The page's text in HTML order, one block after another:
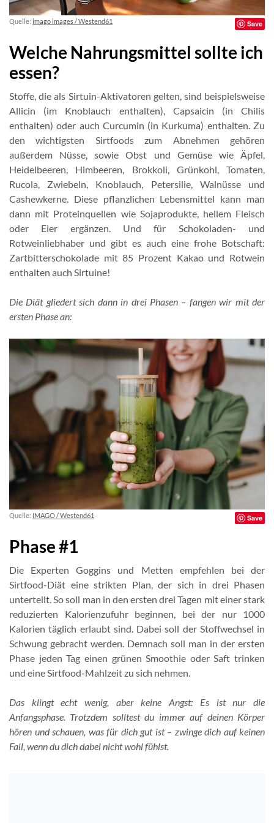
Quelle: imago images / Westend61 Save
Welche Nahrungsmittel sollte ich
essen?
Stoffe, die als Sirtuin-Aktivatoren gelten, sind beispielsweise
Allicin (im Knoblauch enthalten), Capsaicin (in Chilis
enthalten) oder auch Curcumin (in Kurkuma) enthalten. Zu
den wichtigsten Sirtfoods zum Abnehmen gehören
außerdem Nüsse, sowie Obst und Gemüse wie Äpfel,
Heidelbeeren, Himbeeren, Brokkoli, Grünkohl, Tomaten,
Rucola, Zwiebeln, Knoblauch, Petersilie, Walnüsse und
Cashewkerne. Diese pflanzlichen Lebensmittel kann man
dann mit Proteinquellen wie Sojaprodukte, hellem Fleisch
oder Eier ergänzen. Und für Schokoladen- und
Rotweinliebhaber und gibt es auch eine frohe Botschaft:
Zartbitterschokolade mit 85 Prozent Kakao und Rotwein
enthalten auch Sirtuine!
Die Diät gliedert sich dann in drei Phasen – fangen wir mit der
ersten Phase an:
Quelle: IMAGO / Westend61 Save
Phase #1
Die Experten Goggins und Metten empfehlen bei der
Sirtfood-Diät eine strikten Plan, der sich in drei Phasen
unterteilt. So soll man in den ersten drei Tagen mit einer stark
reduzierten Kalorienzufuhr beginnen, bei der nur 1000
Kalorien täglich erlaubt sind. Dabei soll der Stoffwechsel in
Schwung gebracht werden. Demnach soll man in der ersten
Phase jeden Tag einen grünen Smoothie oder Saft trinken
und eine Sirtfood-Mahlzeit zu sich nehmen.
Das klingt echt wenig, aber keine Angst: Es ist nur die
Anfangsphase. Trotzdem solltest du immer auf deinen Körper
hören und schauen, was für dich gut ist – zwinge dich auf keinen
Fall, wenn du dich dabei nicht wohl fühlst.